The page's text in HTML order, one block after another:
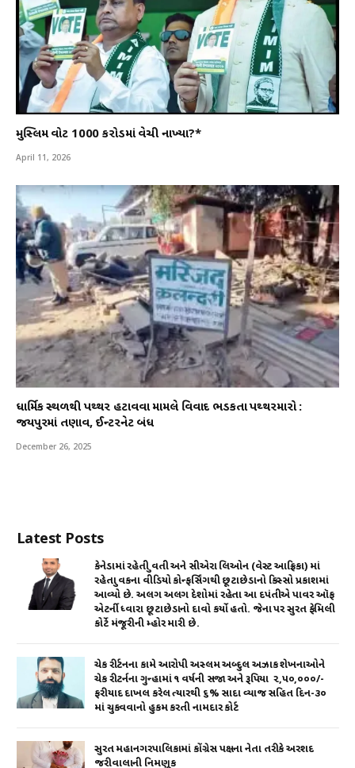
મુસ્લિમ વોટ 1000 કરોડમાં વેચી નાખ્યા?*
April 11, 2026
ધાર્મિક સ્થળથી પથ્થર હટાવવા મામલે વિવાદ ભડકતા પથ્થરમારો :
જયપુરમાં તણાવ, ઈન્ટરનેટ બંધ
December 26, 2025
Latest Posts
કેનેડામાં રહેતી યુવતી અને સીએરા લિઓન (વેસ્ટ આફ્રિકા) માં
રહેતા યુવકના વીડિયો કોન્ફર્સિંગથી છૂટાછેડાનો કિસ્સો પ્રકાશમાં
આવ્યો છે. અલગ અલગ દેશોમાં રહેતા આ દપંતીએ પાવર ઑફ
એટર્ની ધ્વારા છૂટાછેડાનો દાવો કર્યો હતો. જેના પર સુરત ફેમિલી
કોર્ટે મંજૂરીની મ્હોર મારી છે.
ચેક રીર્ટનના કામે આરોપી અસ્લમ અબ્દુલ અઝાક શેખનાઓને
ચેક રીટર્નના ગુન્હામાં ૧ વર્ષની સજા અને રૂપિયા ₹ ૨,૫૦,૦૦૦/-
ફરીયાદ દાખલ કરેલ ત્યારથી ૬% સાદા વ્યાજ સહિત દિન-૩૦
માં ચુકવવાનો હુકમ કરતી નામદાર કોર્ટ
સુરત મહાનગરપાલિકામાં કોંગ્રેસ પક્ષના નેતા તરીકે અરશદ
જરીવાલાની નિમણૂક